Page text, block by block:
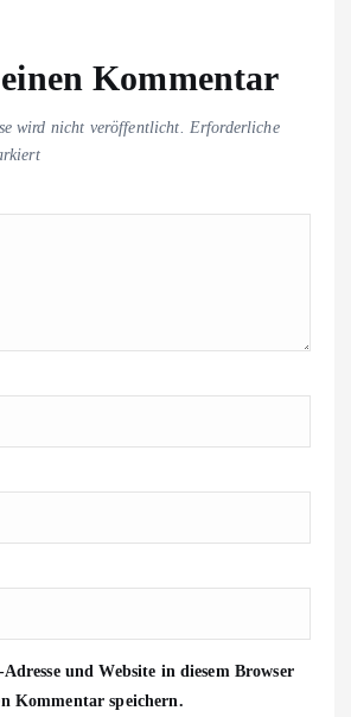
Kommentar
wird nicht veröffentlicht. Erforderliche
und Website in diesem Browser
Kommentar speichern.